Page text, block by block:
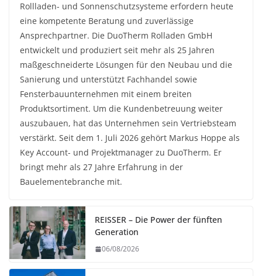
Rollladen- und Sonnenschutzsysteme erfordern heute
eine kompetente Beratung und zuverlässige
Ansprechpartner. Die DuoTherm Rolladen GmbH
entwickelt und produziert seit mehr als 25 Jahren
maßgeschneiderte Lösungen für den Neubau und die
Sanierung und unterstützt Fachhandel sowie
Fensterbauunternehmen mit einem breiten
Produktsortiment. Um die Kundenbetreuung weiter
auszubauen, hat das Unternehmen sein Vertriebsteam
verstärkt. Seit dem 1. Juli 2026 gehört Markus Hoppe als
Key Account- und Projektmanager zu DuoTherm. Er
bringt mehr als 27 Jahre Erfahrung in der
Bauelementebranche mit.
REISSER – Die Power der fünften
Generation
06/08/2026